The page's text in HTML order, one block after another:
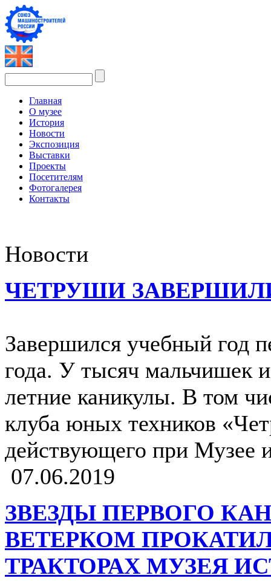
Главная
О музее
История
Новости
Экспозиция
Выставки
Проекты
Посетителям
Фотогалерея
Контакты
Новости
ЧЕТРУШИ
Завершился учебный год
года. У тысяч мальчишек
летние каникулы. В том
клуба юных техников
действующего при Музее
07.06.2019
ЗВЕЗДЫ ПЕРВОГО
ВЕТЕРКОМ
ТРАКТОРАХ МУЗЕЯ